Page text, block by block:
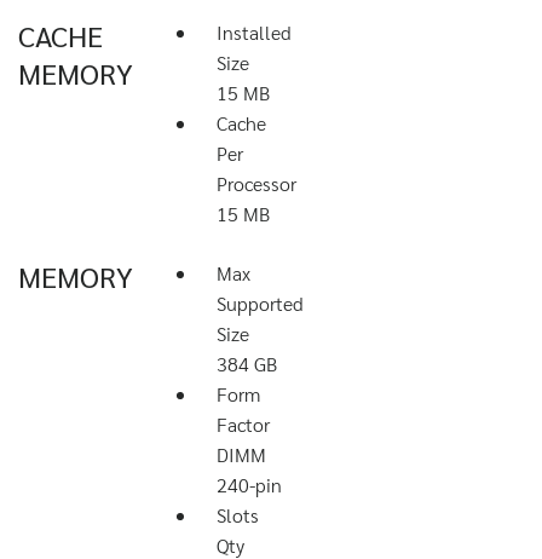
CACHE
MEMORY
Installed
Size
15 MB
Cache
Per
Processor
15 MB
MEMORY
Max
Supported
Size
384 GB
Form
Factor
DIMM
240-pin
Slots
Qty